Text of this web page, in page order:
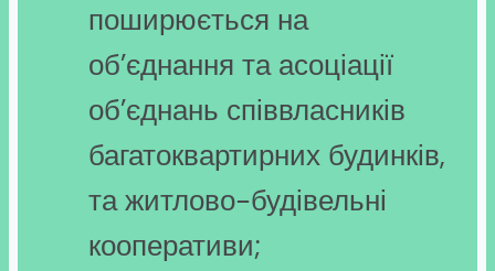
поширюється на
об’єднання та асоціації
об’єднань співвласників
багатоквартирних будинків,
та житлово-будівельні
кооперативи;